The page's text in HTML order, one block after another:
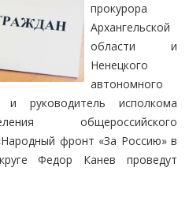
прокурора
Архангельской
области и
Ненецкого
автономного
руководитель исполкома
общероссийского
фронт «За Россию» в
Федор Канев проведут